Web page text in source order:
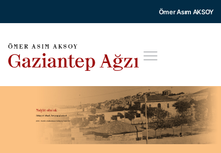
Ömer Asım AKSOY